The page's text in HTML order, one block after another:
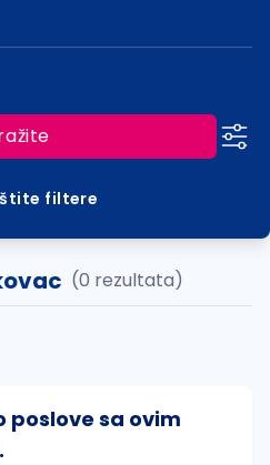
filtere
(0 rezultata)
poslove sa ovim